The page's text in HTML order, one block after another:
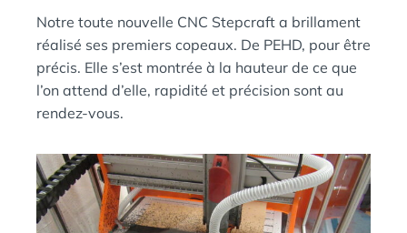
S
Notre toute nouvelle CNC Stepcraft a brillament
réalisé ses premiers copeaux. De PEHD, pour être
précis. Elle s’est montrée à la hauteur de ce que
l’on attend d’elle, rapidité et précision sont au
rendez-vous.